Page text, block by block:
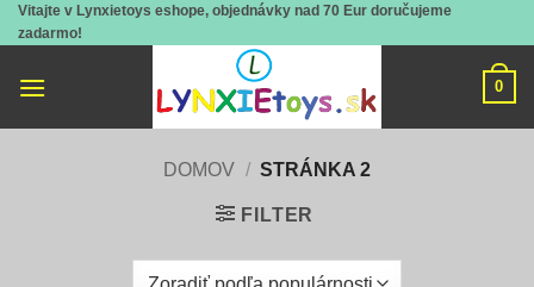
Skip
to
Vitajte v Lynxietoys eshope, objednávky nad 70 Eur doručujeme
zadarmo!
0
DOMOV / STRÁNKA 2
FILTER